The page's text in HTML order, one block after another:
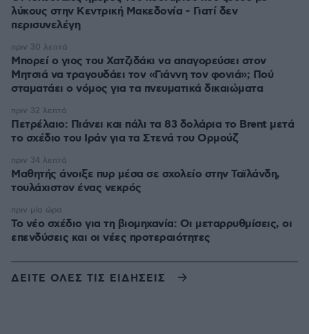
λύκους στην Κεντρική Μακεδονία - Γιατί δεν
περισυνελέγη
Μπορεί ο γιος του Χατζιδάκι να απαγορεύσει στον
Μητσιά να τραγουδάει τον «Γιάννη τον φονιά»; Πού
σταματάει ο νόμος για τα πνευματικά δικαιώματα
πριν 30 λεπτά
Πετρέλαιο: Πιάνει και πάλι τα 83 δολάρια το Brent μετά
το σχέδιο του Ιράν για τα Στενά του Ορμούζ
πριν 32 λεπτά
Μαθητής άνοιξε πυρ μέσα σε σχολείο στην Ταϊλάνδη,
τουλάχιστον ένας νεκρός
πριν 34 λεπτά
Το νέο σχέδιο για τη βιομηχανία: Οι μεταρρυθμίσεις, οι
επενδύσεις και οι νέες προτεραιότητες
πριν μία ώρα
ΔΕΙΤΕ ΟΛΕΣ ΤΙΣ ΕΙΔΗΣΕΙΣ